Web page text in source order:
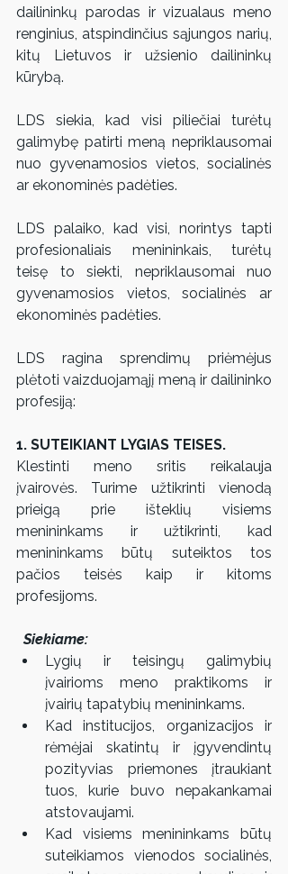
dailininkų parodas ir vizualaus meno
renginius, atspindinčius sąjungos narių,
kitų Lietuvos ir užsienio dailininkų
kūrybą.
LDS siekia, kad visi piliečiai turėtų
galimybę patirti meną nepriklausomai
nuo gyvenamosios vietos, socialinės
ar ekonominės padėties.
LDS palaiko, kad visi, norintys tapti
profesionaliais menininkais, turėtų
teisę to siekti, nepriklausomai nuo
gyvenamosios vietos, socialinės ar
ekonominės padėties.
LDS ragina sprendimų priėmėjus
plėtoti vaizduojamąjį meną ir dailininko
profesiją:
1. SUTEIKIANT LYGIAS TEISES.
Klestinti meno sritis reikalauja
įvairovės. Turime užtikrinti vienodą
prieigą prie išteklių visiems
menininkams ir užtikrinti, kad
menininkams būtų suteiktos tos
pačios teisės kaip ir kitoms
profesijoms.
Siekiame:
Lygių ir teisingų galimybių
įvairioms meno praktikoms ir
įvairių tapatybių menininkams.
Kad institucijos, organizacijos ir
rėmėjai skatintų ir įgyvendintų
pozityvias priemones įtraukiant
tuos, kurie buvo nepakankamai
atstovaujami.
Kad visiems menininkams būtų
suteikiamos vienodos socialinės,